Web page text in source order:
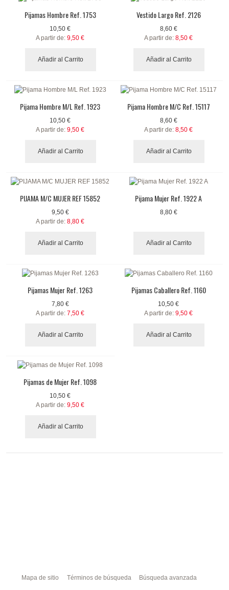
Pijamas Hombre Ref. 1753
10,50 €
A partir de: 9,50 €
Añadir al Carrito
Vestido Largo Ref. 2126
8,60 €
A partir de: 8,50 €
Añadir al Carrito
Pijama Hombre M/L Ref. 1923
10,50 €
A partir de: 9,50 €
Añadir al Carrito
Pijama Hombre M/C Ref. 15117
8,60 €
A partir de: 8,50 €
Añadir al Carrito
PIJAMA M/C MUJER REF 15852
9,50 €
A partir de: 8,80 €
Añadir al Carrito
Pijama Mujer Ref. 1922 A
8,80 €
Añadir al Carrito
Pijamas Mujer Ref. 1263
7,80 €
A partir de: 7,50 €
Añadir al Carrito
Pijamas Caballero Ref. 1160
10,50 €
A partir de: 9,50 €
Añadir al Carrito
Pijamas de Mujer Ref. 1098
10,50 €
A partir de: 9,50 €
Añadir al Carrito
Mapa de sitio Términos de búsqueda Búsqueda avanzada